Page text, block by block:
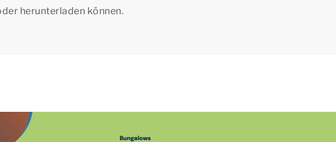
herunterladen können.